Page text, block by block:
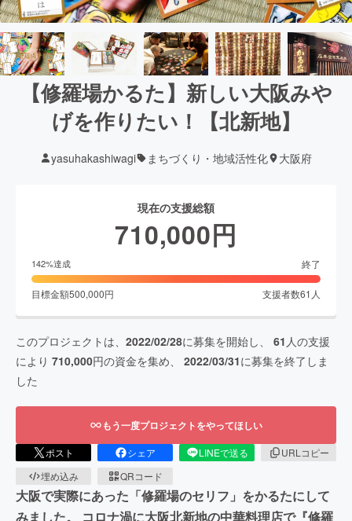
【修羅場かるた】新しい大阪みや
げを作りたい！【北新地】
yasuhakashiwagi まちづくり・地域活性化 大阪府
現在の支援総額
710,000円
142%達成 終了
目標金額500,000円 支援者数61 人
このプロジェクトは、 2022/02/28に募集を開始し、 61 人の支援
により 710,000円の資金を集め、 2022/03/31に募集を終了しま
した
もう一度プロジェクトをやってほしい
ポスト シェア LINEで送る
URLコピー
埋め込み
QRコード
大阪で実際にあった「修羅場のセリフ」をかるたにして
みました。 コロナ渦に大阪北新地の中華料理店で『修羅